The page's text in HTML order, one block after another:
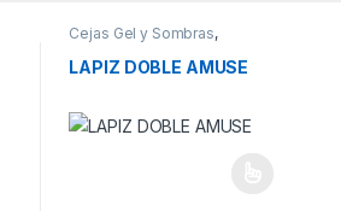
Cejas Gel y Sombras,
Maquillaje
LAPIZ DOBLE AMUSE